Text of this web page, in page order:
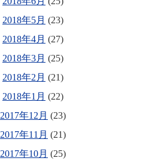
2018年5月 (23)
2018年4月 (27)
2018年3月 (25)
2018年2月 (21)
2018年1月 (22)
2017年12月 (23)
2017年11月 (21)
2017年10月 (25)